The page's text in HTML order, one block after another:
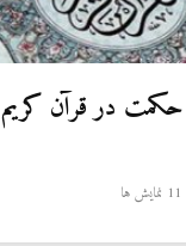
در قرآن کریم
11 نمایش ها